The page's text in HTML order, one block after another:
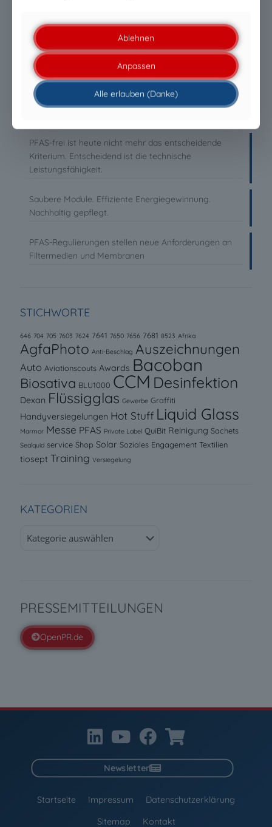
NEUESTE MELDUNGEN
PFAS-freie Liquid Glass-Beschichtungen: Warum die
Zukunft durch Leistung entschieden wird
PFAS-freie Liquid Glass-Beschichtungen: Warum die
PFAS-frei ist heute nicht mehr das entscheidende
Kriterium. Entscheidend ist die technische
Leistungsfähigkeit.
Saubere Module. Effiziente Energiegewinnung.
Nachhaltig gepflegt.
PFAS-Regulierungen stellen neue Anforderungen an
Filtermedien und Membranen
STICHWORTE
646 704 705 7603 7624 7641 7650 7656 7681 8523 Afrika
AgfaPhoto Anti-Beschlag Auszeichnungen
Auto Aviationscouts Awards Bacoban
Biosativa BLU1000 CCM Desinfektion
Dexan Flüssigglas Gewerbe Graffiti
Handyversiegelungen Hot Stuff Liquid Glass
Marmor Messe PFAS Private Label QuiBit Reinigung Sachets
Sealquid service Shop Solar Soziales Engagement Textilien
tiosept Training Versiegelung
KATEGORIEN
PRESSEMITTEILUNGEN
OpenPR.de
Startseite Impressum
Datenschutzerklärung
Sitemap
Kontakt
Newsletter
Ablehnen
Anpassen
Alle erlauben (Danke)